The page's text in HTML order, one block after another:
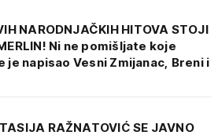
NARODNJAČKIH HITOVA STOJI
Ni ne pomišljate koje
je napisao Vesni Zmijanac, Breni i
RAŽNATOVIĆ SE JAVNO